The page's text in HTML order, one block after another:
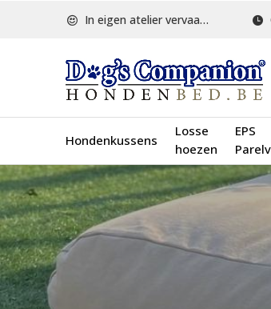
Hondenkussens
Losse
hoezen
EPS
In eigen atelier vervaardigd